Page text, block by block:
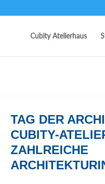
Cubity Atelierhaus
TAG DER
CUBITY-
ZAHLREICHE